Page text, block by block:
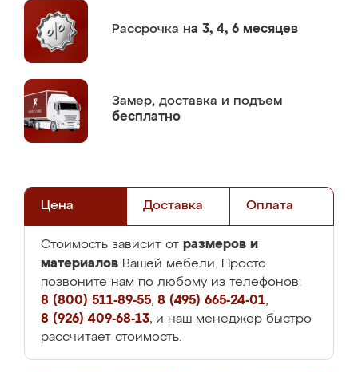
Рассрочка на 3, 4, 6 месяцев
Замер, доставка и подъем
бесплатно
Цена Доставка Оплата
Стоимость зависит от размеров и
материалов Вашей мебели. Просто
позвоните нам по любому из телефонов:
8 (800) 511-89-55, 8 (495) 665-24-01,
8 (926) 409-68-13, и наш менеджер быстро
рассчитает стоимость.